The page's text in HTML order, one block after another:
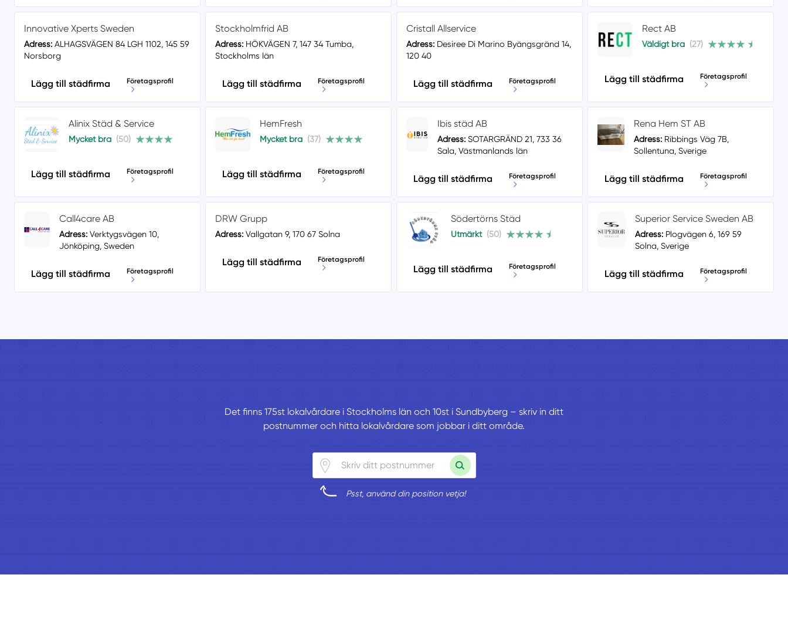
Innovative Xperts Sweden
Adress: ALHAGSVÄGEN 84 LGH 1102, 145 59
Norsborg
Lägg till städfirma Företagsprofil
Stockholmfrid AB
Adress: HÖKVÄGEN 7, 147 34 Tumba,
Stockholms län
Lägg till städfirma Företagsprofil
Cristall Allservice
Adress: Desiree Di Marino Byängsgränd 14,
120 40
Lägg till städfirma Företagsprofil
Rect AB
Väldigt bra (27)
Lägg till städfirma Företagsprofil
Alinix Städ & Service
Mycket bra (50)
Lägg till städfirma Företagsprofil
HemFresh
Mycket bra (37)
Lägg till städfirma Företagsprofil
Ibis städ AB
Adress: SOTARGRÄND 21, 733 36
Sala, Västmanlands län
Lägg till städfirma Företagsprofil
Rena Hem ST AB
Adress:Ribbings Väg 7B,
Sollentuna, Sverige
Lägg till städfirma Företagsprofil
Call4care AB
Adress: Verktygsvägen 10,
Jönköping, Sweden
Lägg till städfirma Företagsprofil
DRW Grupp
Adress: Vallgatan 9, 170 67 Solna
Lägg till städfirma Företagsprofil
Södertörns Städ
Utmärkt (50)
Lägg till städfirma Företagsprofil
Superior Service Sweden AB
Adress:Plogvägen 6, 169 59
Solna, Sverige
Lägg till städfirma Företagsprofil
Det finns 175st lokalvårdare i Stockholms län och 10st i Sundbyberg – skriv in ditt
postnummer och hitta lokalvårdare som jobbar i ditt område.
Psst, använd din position vetja!